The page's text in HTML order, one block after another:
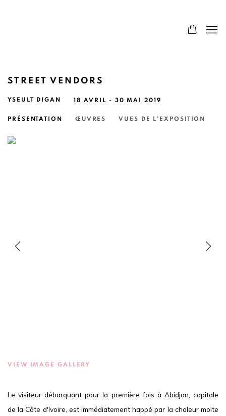
STREET VENDORS
YSEULT DIGAN 18 AVRIL - 30 MAI 2019
PRÉSENTATION ŒUVRES VUES DE L'EXPOSITION
VIEW IMAGE GALLERY
Le visiteur débarquant pour la première fois à Abidjan, capitale
de la Côte d'Ivoire, est immédiatement happé par la chaleur moite